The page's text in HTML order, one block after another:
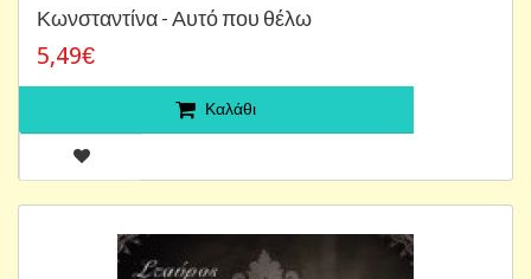
Κωνσταντίνα - Αυτό που θέλω
5,49€
Καλάθι